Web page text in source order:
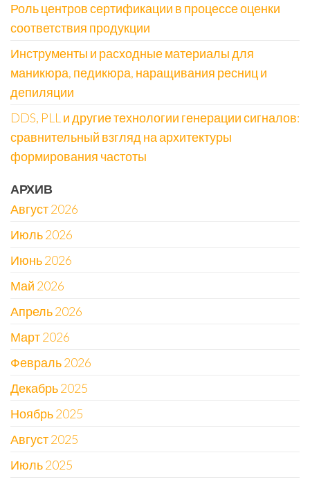
Роль центров сертификации в процессе оценки
соответствия продукции
Инструменты и расходные материалы для
маникюра, педикюра, наращивания ресниц и
депиляции
DDS, PLL и другие технологии генерации сигналов:
сравнительный взгляд на архитектуры
формирования частоты
АРХИВ
Август 2026
Июль 2026
Июнь 2026
Май 2026
Апрель 2026
Март 2026
Февраль 2026
Декабрь 2025
Ноябрь 2025
Август 2025
Июль 2025